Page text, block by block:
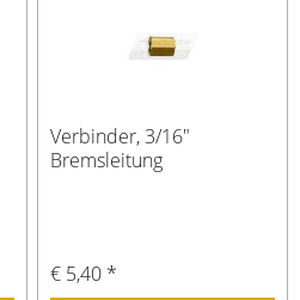
Verbinder, 3/16"
Bremsleitung
€ 5,40 *